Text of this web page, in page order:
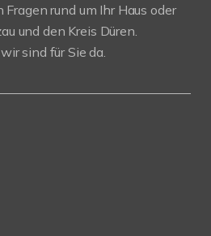
rund um Ihr Haus oder
und den Kreis Düren.
sind für Sie da.